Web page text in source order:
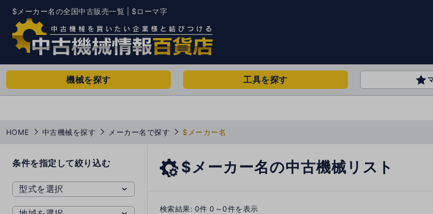
$メーカー名の全国中古販売一覧 | $ローマ字
機械を探す 工具を探す
HOME 中古機械を探す メーカー名で探す $メーカー名
条件を指定して絞り込む $メーカー名の中古機械リスト
検索結果: 0件 0～0件を表示